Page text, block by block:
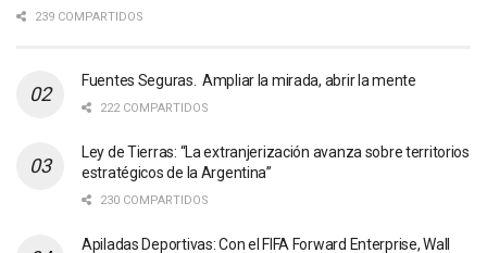
239 COMPARTIDOS
Fuentes Seguras. Ampliar la mirada, abrir la mente
222 COMPARTIDOS
Ley de Tierras: “La extranjerización avanza sobre territorios
estratégicos de la Argentina”
230 COMPARTIDOS
Apiladas Deportivas: Con el FIFA Forward Enterprise, Wall